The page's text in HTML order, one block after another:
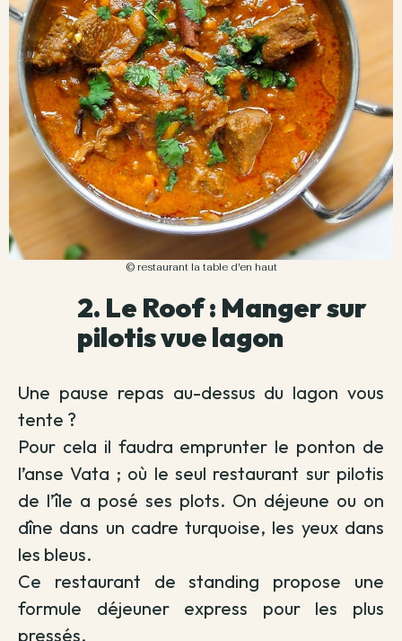
© restaurant la table d'en haut
2. Le Roof : Manger sur
pilotis vue lagon
Une pause repas au-dessus du lagon vous
tente ?
Pour cela il faudra emprunter le ponton de
l’anse Vata ; où le seul restaurant sur pilotis
de l’île a posé ses plots. On déjeune ou on
dîne dans un cadre turquoise, les yeux dans
les bleus.
Ce restaurant de standing propose une
formule déjeuner express pour les plus
pressés.